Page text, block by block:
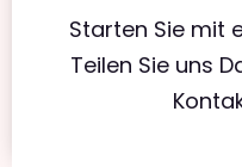
Starten Sie mit
Teilen Sie uns